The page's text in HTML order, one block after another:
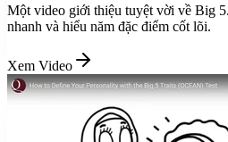
Một video giới thiệu tuyệt vời về Big
nhanh và hiểu năm đặc điểm cốt lõi.
Xem Video